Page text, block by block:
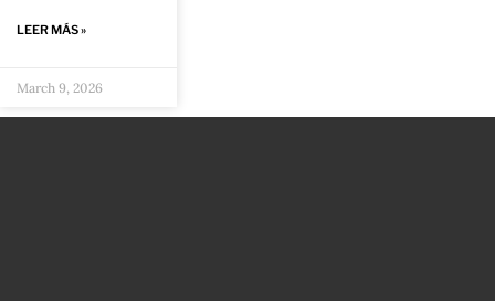
LEER MÁS »
March 9, 2026